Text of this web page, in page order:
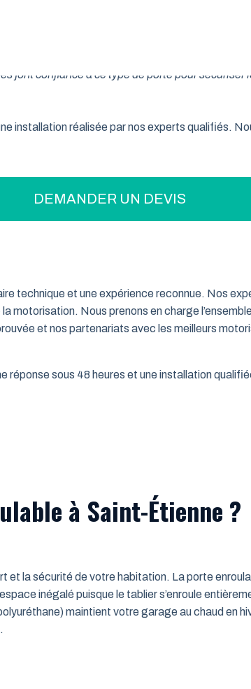
font confiance à ce type de porte pour sécuriser
installation réalisée par nos experts qualifiés.
DEMANDER UN DEVIS
technique et une expérience reconnue. Nos
motorisation. Nous prenons en charge
et nos partenariats avec les meilleurs
sous 48 heures et une installation
à Saint-Étienne ?
et la sécurité de votre habitation. La porte
inégalé puisque le tablier s’enroule
maintient votre garage au chaud en